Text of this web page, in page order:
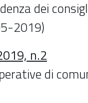
dei
2019)
n.2
di